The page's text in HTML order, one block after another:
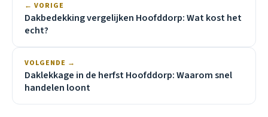
← VORIGE
Dakbedekking vergelijken Hoofddorp: Wat kost het
echt?
VOLGENDE →
Daklekkage in de herfst Hoofddorp: Waarom snel
handelen loont